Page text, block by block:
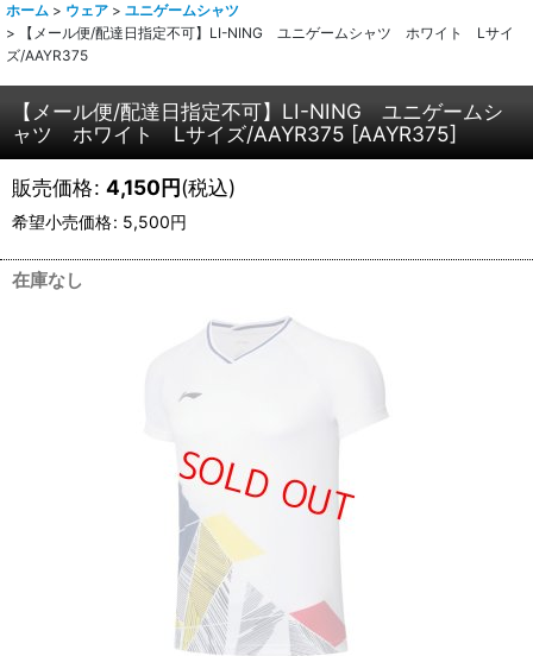
ホーム > ウェア > ユニゲームシャツ
>
【メール便/配達日指定不可】LI-NING ユニゲームシャツ ホワイト Lサイ
ズ/AAYR375
【メール便/配達日指定不可】LI-NING ユニゲームシ
ャツ ホワイト Lサイズ/AAYR375 [AAYR375]
販売価格: 4,150円(税込)
希望小売価格: 5,500円
在庫なし